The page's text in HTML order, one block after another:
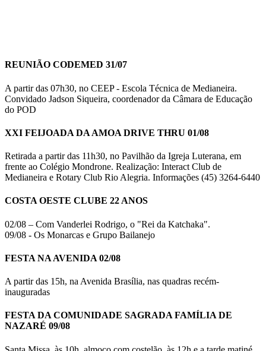
REUNIÃO CODEMED 31/07
A partir das 07h30, no CEEP - Escola Técnica de Medianeira.
Convidado Jadson Siqueira, coordenador da Câmara de Educação
do POD
XXI FEIJOADA DA AMOA DRIVE THRU 01/08
Retirada a partir das 11h30, no Pavilhão da Igreja Luterana, em
frente ao Colégio Mondrone. Realização: Interact Club de
Medianeira e Rotary Club Rio Alegria. Informações (45) 3264-6440
COSTA OESTE CLUBE 22 ANOS
02/08 – Com Vanderlei Rodrigo, o "Rei da Katchaka".
09/08 - Os Monarcas e Grupo Bailanejo
FESTA NA AVENIDA 02/08
A partir das 15h, na Avenida Brasília, nas quadras recém-
inauguradas
FESTA DA COMUNIDADE SAGRADA FAMÍLIA DE
NAZARÉ 09/08